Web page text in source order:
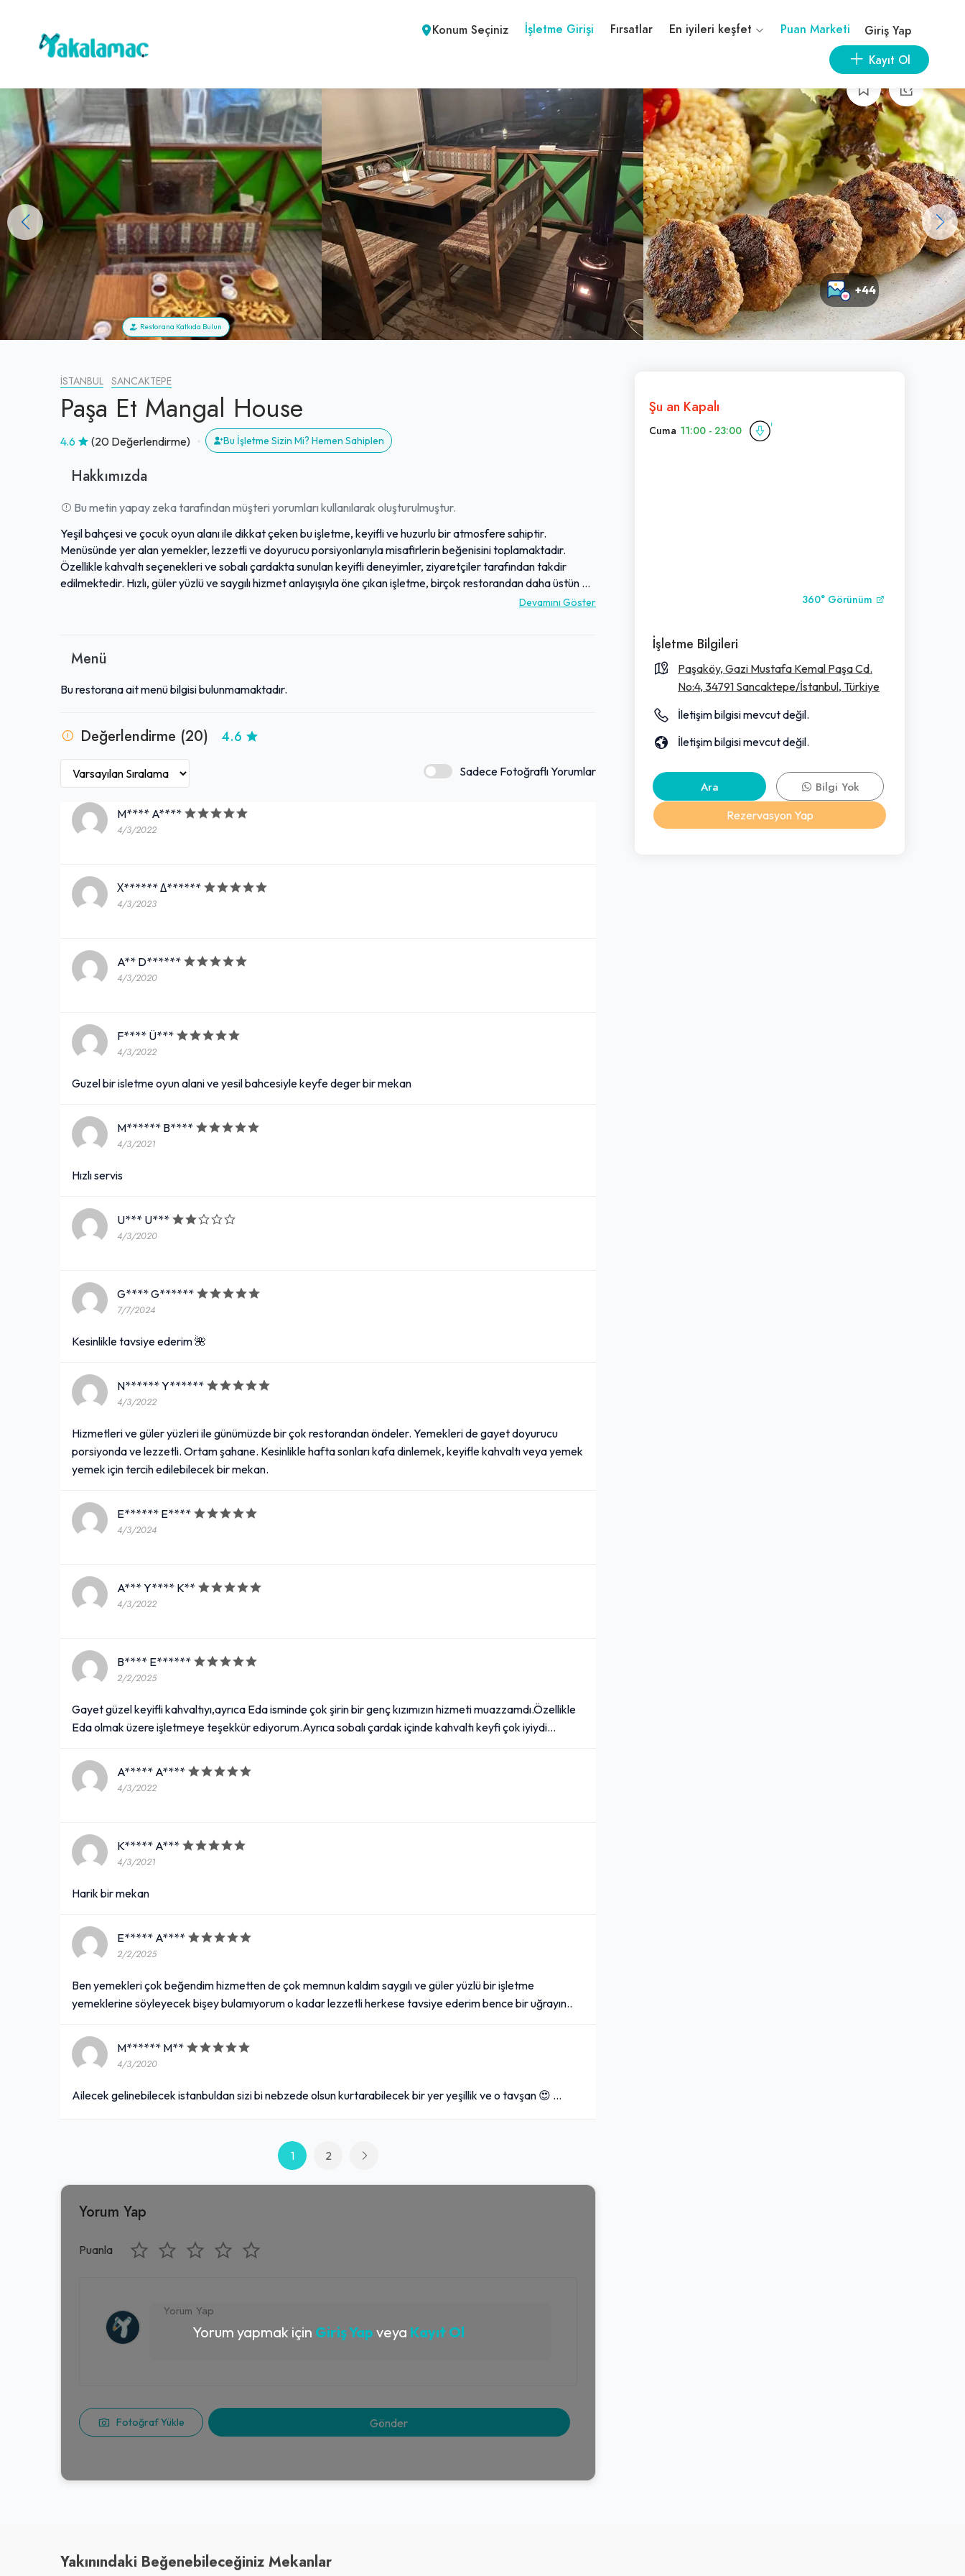
Konum Seçiniz İşletme Girişi Fırsatlar En iyileri keşfet Puan Marketi
Giriş Yap
Kayıt Ol
+44
Restorana Katkıda Bulun
İSTANBUL SANCAKTEPE
Paşa Et Mangal House
4.6 (20 Değerlendirme) Bu İşletme Sizin Mi? Hemen Sahiplen
Hakkımızda
Bu metin yapay zeka tarafından müşteri yorumları kullanılarak oluşturulmuştur.
Yeşil bahçesi ve çocuk oyun alanı ile dikkat çeken bu işletme, keyifli ve huzurlu bir atmosfere sahiptir.
Menüsünde yer alan yemekler, lezzetli ve doyurucu porsiyonlarıyla misafirlerin beğenisini toplamaktadır.
Özellikle kahvaltı seçenekleri ve sobalı çardakta sunulan keyifli deneyimler, ziyaretçiler tarafından takdir
edilmektedir. Hızlı, güler yüzlü ve saygılı hizmet anlayışıyla öne çıkan işletme, birçok restorandan daha üstün bir
servis sunduğu yönünde yorumlar almaktadır. Hafta sonları kafa dinlemek veya keyifli bir öğün geçirmek
Devamını Göster
Menü
Bu restorana ait menü bilgisi bulunmamaktadır.
Değerlendirme (20) 4.6
Sadece Fotoğraflı Yorumlar
M**** A****
4/3/2022
Χ****** Δ******
4/3/2023
A** D******
4/3/2020
F**** Ü***
4/3/2022
Guzel bir isletme oyun alani ve yesil bahcesiyle keyfe deger bir mekan
M****** B****
4/3/2021
Hızlı servis
U*** U***
4/3/2020
G**** G******
7/7/2024
Kesinlikle tavsiye ederim 🌺
N****** Y******
4/3/2022
Hizmetleri ve güler yüzleri ile günümüzde bir çok restorandan öndeler. Yemekleri de gayet doyurucu
porsiyonda ve lezzetli. Ortam şahane. Kesinlikle hafta sonları kafa dinlemek, keyifle kahvaltı veya yemek
yemek için tercih edilebilecek bir mekan.
E****** E****
4/3/2024
A*** Y**** K**
4/3/2022
B**** E******
2/2/2025
Gayet güzel keyifli kahvaltıyı,ayrıca Eda isminde çok şirin bir genç kızımızın hizmeti muazzamdı.Özellikle
Eda olmak üzere işletmeye teşekkür ediyorum.Ayrıca sobalı çardak içinde kahvaltı keyfi çok iyiydi...
A***** A****
4/3/2022
K***** A***
4/3/2021
Harik bir mekan
E***** A****
2/2/2025
Ben yemekleri çok beğendim hizmetten de çok memnun kaldım saygılı ve güler yüzlü bir işletme
yemeklerine söyleyecek bişey bulamıyorum o kadar lezzetli herkese tavsiye ederim bence bir uğrayın..
M****** M**
4/3/2020
Ailecek gelinebilecek istanbuldan sizi bi nebzede olsun kurtarabilecek bir yer yeşillik ve o tavşan 😍 …
1 2
Yorum Yap
Puanla
Fotoğraf Yükle
Yorum yapmak için Giriş Yap veya Kayıt Ol
Şu an Kapalı
Cuma 11:00 - 23:00
360° Görünüm
İşletme Bilgileri
Paşaköy, Gazi Mustafa Kemal Paşa Cd.
No:4, 34791 Sancaktepe/İstanbul, Türkiye
İletişim bilgisi mevcut değil.
İletişim bilgisi mevcut değil.
Ara
Bilgi Yok
Rezervasyon Yap
Yakınındaki Beğenebileceğiniz Mekanlar